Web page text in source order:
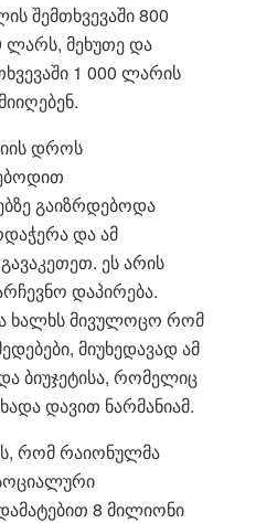
შემთხვევაში 800
მეხუთე და
1 000 ლარის
დროს
გაიზრდებოდა
და ამ
ეს არის
დაპირება.
ხალხს მივულოცო რომ
მიუხედავად ამ
ბიუჯეტისა, რომელიც
დავით ნარმანიამ.
რომ რაიონულმა
8 მილიონი